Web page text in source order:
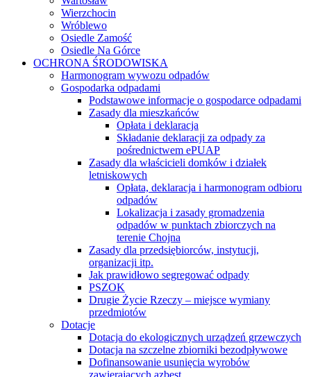
Wierzchocin
Wróblewo
Osiedle Zamość
Osiedle Na Górce
OCHRONA ŚRODOWISKA
Harmonogram wywozu odpadów
Gospodarka odpadami
Podstawowe informacje o gospodarce odpadami
Zasady dla mieszkańców
Opłata i deklaracja
Składanie deklaracji za odpady za
pośrednictwem ePUAP
Zasady dla właścicieli domków i działek
letniskowych
Opłata, deklaracja i harmonogram odbioru
odpadów
Lokalizacja i zasady gromadzenia
odpadów w punktach zbiorczych na
terenie Chojna
Zasady dla przedsiębiorców, instytucji,
organizacji itp.
Jak prawidłowo segregować odpady
PSZOK
Drugie Życie Rzeczy – miejsce wymiany
przedmiotów
Dotacje
Dotacja do ekologicznych urządzeń grzewczych
Dotacja na szczelne zbiorniki bezodpływowe
Dofinansowanie usunięcia wyrobów
zawierających azbest